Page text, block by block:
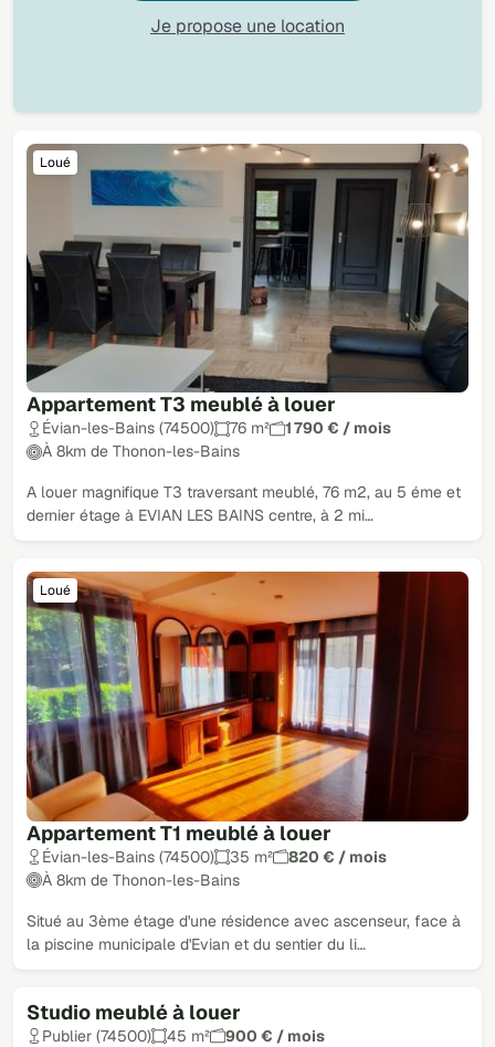
Appartement T3 meublé à louer
Loué
Évian-les-Bains (74500) 76 m²
1 790 € / mois
À 8km de Thonon-les-Bains
A louer magnifique T3 traversant meublé, 76 m2, au 5 éme et
dernier étage à EVIAN LES BAINS centre, à 2 mi…
Appartement T1 meublé à louer
Loué
Évian-les-Bains (74500) 35 m²
820 € / mois
À 8km de Thonon-les-Bains
Situé au 3ème étage d'une résidence avec ascenseur, face à
la piscine municipale d'Evian et du sentier du li…
Studio meublé à louer
Loué
Publier (74500) 45 m²
900 € / mois
Je propose une location